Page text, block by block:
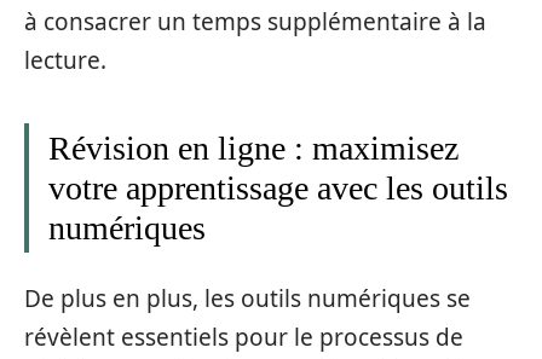
à consacrer un temps supplémentaire à la
lecture.
Révision en ligne : maximisez
votre apprentissage avec les outils
numériques
De plus en plus, les outils numériques se
révèlent essentiels pour le processus de